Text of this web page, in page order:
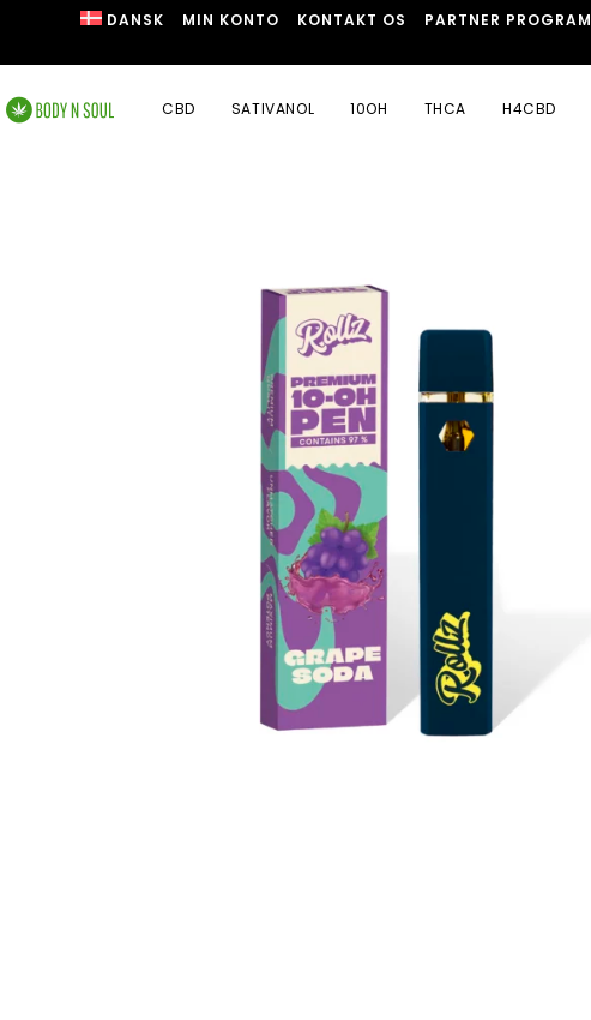
DANSK MIN KONTO KONTAKT OS PARTNER PROGRAM
CBD SATIVANOL 10OH THCA H4CBD